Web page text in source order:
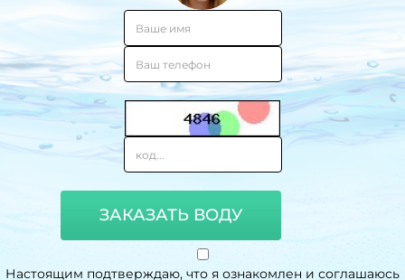
ЗАКАЗАТЬ ВОДУ
Настоящим подтверждаю, что я ознакомлен и соглашаюсь